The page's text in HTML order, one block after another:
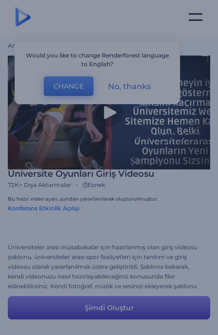
Ana Sayfa
Üniversite Oyunları Giriş Videosu
72K+ Dışa Aktarmalar Esnek
Bu hazır video ayarı, şundan yararlanılarak oluşturulmuştur:
Konferans Etkinlik Açılışı
Üniversiteler arası müsabakalar için hazırlanmış olan giriş videosu
şablonu, üniversiteler arası spor faaliyetleri için tanıtım ve giriş
videosu olarak yararlanılmak üzere geliştirildi. Şablona bakarak,
kendi videonuzu nasıl hazırlayabileceğiniz konusunda fikir
edinebilirsiniz. Kendi fotoğraf, müzik ve sesinizi ekleyerek şablonu
kişiselleştirin. Gerek görürseniz sahne ekleyip çıkarmanız da
Şi̇mdi̇ Oluştur
Would you like to change Renderforest language
to English?
CHANGE No, thanks